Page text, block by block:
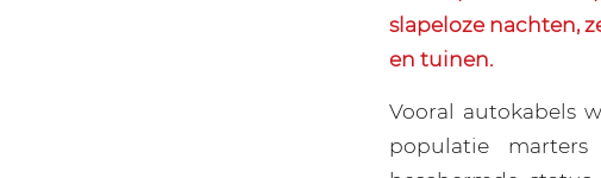
slapeloze nachten,
en tuinen.
Vooral autokabels
populatie